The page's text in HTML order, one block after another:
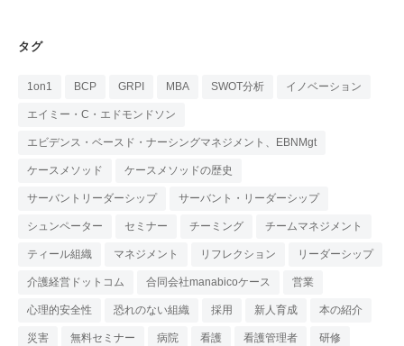
タグ
1on1 BCP GRPI MBA SWOT分析 イノベーション
エイミー・C・エドモンドソン
エビデンス・ベースド・ナーシングマネジメント、EBNMgt
ケースメソッド ケースメソッドの歴史
サーバントリーダーシップ サーバント・リーダーシップ
シュンペーター セミナー チーミング チームマネジメント
ティール組織 マネジメント リフレクション リーダーシップ
介護経営ドットコム 合同会社manabicoケース 営業
心理的安全性 恐れのない組織 採用 新人育成 本の紹介
災害 無料セミナー 病院 看護 看護管理者 研修